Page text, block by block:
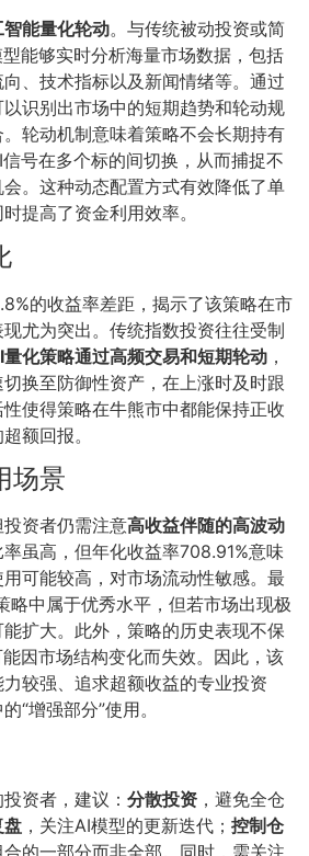
智能量化轮动。与传统被动投资或简
能够实时分析海量市场数据，包括
、技术指标以及新闻情绪等。通过
识别出市场中的短期趋势和轮动规
轮动机制意味着策略不会长期持有
号在多个标的间切换，从而捕捉不
。这种动态配置方式有效降低了单
提高了资金利用效率。
的收益率差距，揭示了该策略在市
尤为突出。传统指数投资往往受制
化策略通过高频交易和短期轮动 ，
换至防御性资产，在上涨时及时跟
使得策略在牛熊市中都能保持正收
额回报。
场景
资者仍需注意高收益伴随的高波动
虽高，但年化收益率708.91%意味
可能较高，对市场流动性敏感。最
略中属于优秀水平，但若市场出现极
扩大。此外，策略的历史表现不保
因市场结构变化而失效。因此，该
较强、追求超额收益的专业投资
“增强部分”使用。
资者，建议： 分散投资 ，避免全仓
盘 ，关注AI模型的更新迭代； 控制仓